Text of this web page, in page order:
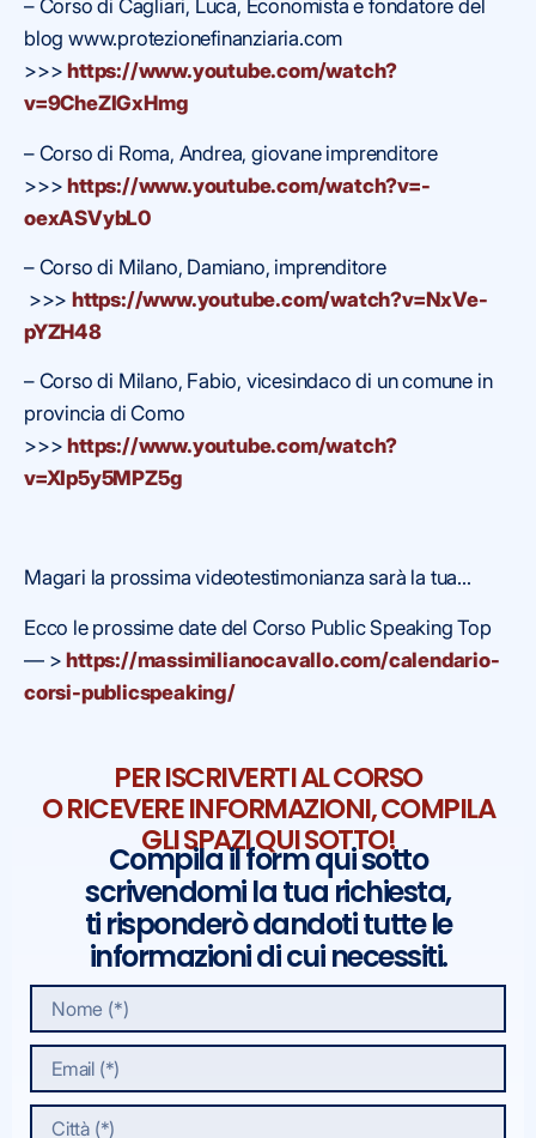
– Corso di Cagliari, Luca, Economista e fondatore del
blog www.protezionefinanziaria.com
>>>https://www.youtube.com/watch?
v=9CheZIGxHmg
– Corso di Roma, Andrea, giovane imprenditore
>>>https://www.youtube.com/watch?v=-
oexASVybL0
– Corso di Milano, Damiano, imprenditore
>>> https://www.youtube.com/watch?v=NxVe-
pYZH48
– Corso di Milano, Fabio, vicesindaco di un comune in
provincia di Como
>>>https://www.youtube.com/watch?
v=XIp5y5MPZ5g
Magari la prossima videotestimonianza sarà la tua…
Ecco le prossime date del Corso Public Speaking Top
— >https://massimilianocavallo.com/calendario-
corsi-publicspeaking/
PER ISCRIVERTI AL CORSO
O RICEVERE INFORMAZIONI, COMPILA
GLI SPAZI QUI SOTTO!
Compila il form qui sotto
scrivendomi la tua richiesta,
ti risponderò dandoti tutte le
informazioni di cui necessiti.